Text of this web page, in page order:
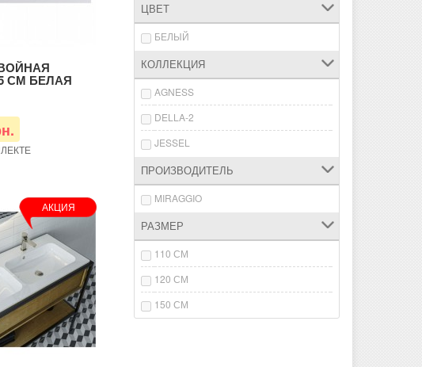
СМ БЕЛАЯ
АКЦИЯ
ЦВЕТ
БЕЛЫЙ
КОЛЛЕКЦИЯ
AGNESS
DELLA-2
JESSEL
ПРОИЗВОДИТЕЛЬ
MIRAGGIO
РАЗМЕР
110 СМ
120 СМ
150 СМ